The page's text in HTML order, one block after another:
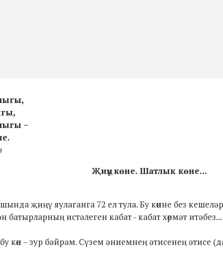
–
Җиңү көне. Шатлык көне...
җиңү яулаганга 72 ел тула. Бу көнне без
истәлеген кабат - кабат хөрмәт итәбез...
бу көн – зур бәйрәм. Сүзем әниемнең әтисенең әтисе